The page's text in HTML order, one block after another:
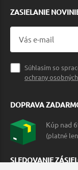
ZASIELANIE
Súhlasím so
ochrany
DOPRAVA
Kúp nad
(platné
SLEDOVANIE